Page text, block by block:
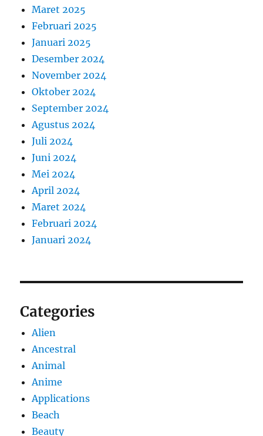
Maret 2025
Februari 2025
Januari 2025
Desember 2024
November 2024
Oktober 2024
September 2024
Agustus 2024
Juli 2024
Juni 2024
Mei 2024
April 2024
Maret 2024
Februari 2024
Januari 2024
Categories
Alien
Ancestral
Animal
Anime
Applications
Beach
Beauty